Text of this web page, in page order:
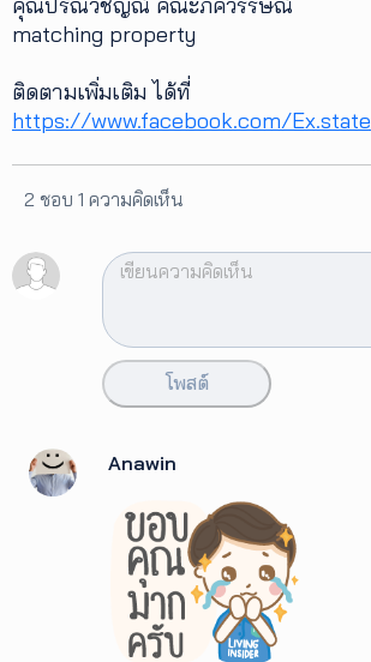
matching property
ติดตามเพิ่มเติม ได้ที่
https://www.facebook.com/Ex.state
2 ชอบ 1 ความคิดเห็น
โพสต์
Anawin